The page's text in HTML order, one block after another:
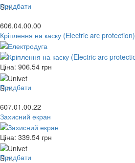
Придбати
606.04.00.00
Кріплення на каску (Electric arc protection)
Ціна: 906.54 грн
Придбати
607.01.00.22
Захисний екран
Ціна: 339.54 грн
Придбати